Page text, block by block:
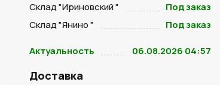
Склад "Ириновский "
Под заказ
Склад "Янино "
Под заказ
Актуальность 06.08.2026 04:57
Доставка